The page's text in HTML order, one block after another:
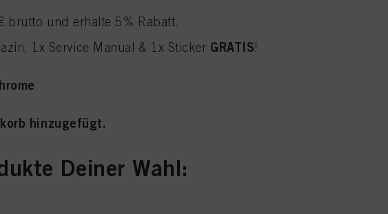
brutto und erhalte 5% Rabatt.
1x Service Manual & 1x Sticker GRATIS!
hinzugefügt.
Deiner Wahl: